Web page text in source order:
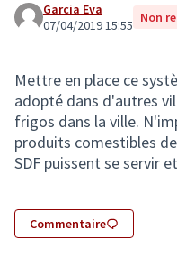
Garcia Eva
07/04/2019 15:55 Non
Mettre en place ce
adopté dans d'autres
frigos dans la ville.
produits comestibles
SDF puissent se servir
Commentaire